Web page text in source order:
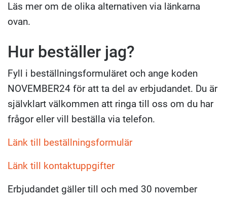
Läs mer om de olika alternativen via länkarna
ovan.
Hur beställer jag?
Fyll i beställningsformuläret och ange koden
NOVEMBER24 för att ta del av erbjudandet. Du är
självklart välkommen att ringa till oss om du har
frågor eller vill beställa via telefon.
Länk till beställningsformulär
Länk till kontaktuppgifter
Erbjudandet gäller till och med 30 november